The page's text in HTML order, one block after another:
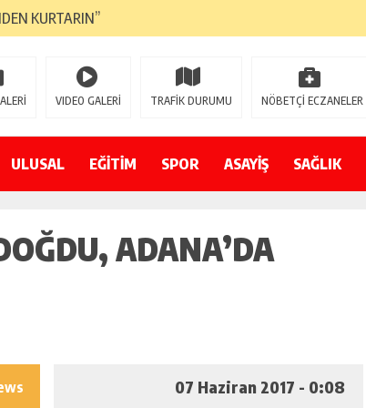
KURTARIN”
YENİ GÖZDESİ OLACAK”
KAMUOYUNA AÇIKLAYIN”
DURMAYA DAVET EDİYORUZ”
VIDEO GALERİ TRAFİK DURUMU NÖBETÇİ ECZANELER
ULUSAL EĞİTİM SPOR ASAYİŞ SAĞLIK
ADANA’DA
07 Haziran 2017 - 0:08